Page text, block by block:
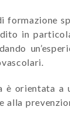
formazione
in
è orientata a
alla